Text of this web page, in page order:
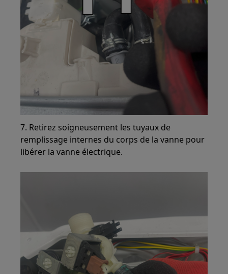
7. Retirez soigneusement les tuyaux de
remplissage internes du corps de la vanne pour
libérer la vanne électrique.